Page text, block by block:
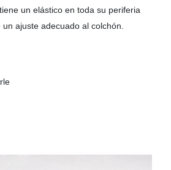
un elástico en toda su periferia
ajuste adecuado al colchón.